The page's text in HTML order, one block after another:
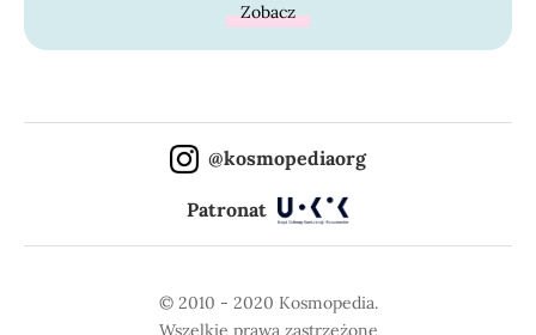
Zobacz
@kosmopediaorg
Patronat
© 2010 - 2020 Kosmopedia.
Wszelkie prawa zastrzeżone